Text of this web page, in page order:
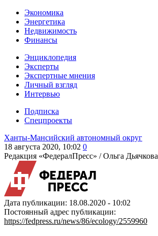
Экономика
Энергетика
Недвижимость
Финансы
Энциклопедия
Эксперты
Экспертные мнения
Личный взгляд
Интервью
Подписка
Спецпроекты
Ханты-Мансийский автономный округ
18 августа 2020, 10:02 0
Редакция «ФедералПресс» /Ольга Дьячкова
Дата публикации: 18.08.2020 - 10:02
Постоянный адрес публикации:
https://fedpress.ru/news/86/ecology/2559960